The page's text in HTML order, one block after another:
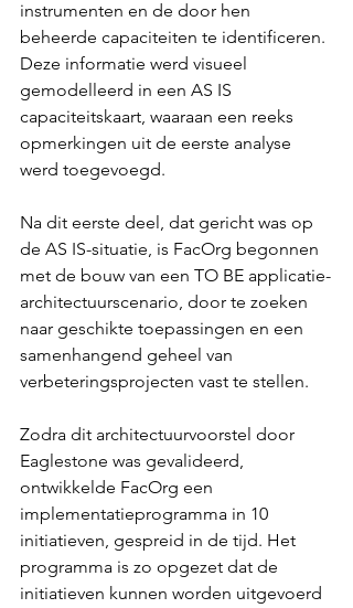
instrumenten en de door hen
beheerde capaciteiten te identificeren.
Deze informatie werd visueel
gemodelleerd in een AS IS
capaciteitskaart, waaraan een reeks
opmerkingen uit de eerste analyse
werd toegevoegd.
Na dit eerste deel, dat gericht was op
de AS IS-situatie, is FacOrg begonnen
met de bouw van een TO BE applicatie-
architectuurscenario, door te zoeken
naar geschikte toepassingen en een
samenhangend geheel van
verbeteringsprojecten vast te stellen.
Zodra dit architectuurvoorstel door
Eaglestone was gevalideerd,
ontwikkelde FacOrg een
implementatieprogramma in 10
initiatieven, gespreid in de tijd. Het
programma is zo opgezet dat de
initiatieven kunnen worden uitgevoerd